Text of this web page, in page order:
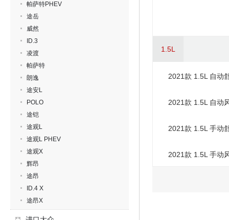
帕萨特PHEV
途岳
威然
ID.3
凌渡
帕萨特
朗逸
途安L
POLO
途铠
途观L
途观L PHEV
途观X
辉昂
途昂
ID.4 X
途昂X
1.5L
2021款 1.5L 自动
2021款 1.5L 自动
2021款 1.5L 手动
2021款 1.5L 手动